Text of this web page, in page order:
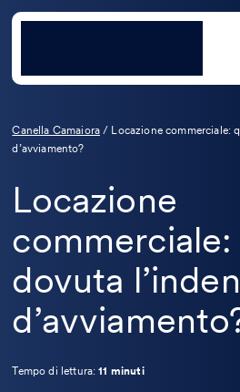
Canella Camaiora / Locazione commerciale:
d’avviamento?
Locazione
dovuta
Tempo di lettura:11 minuti